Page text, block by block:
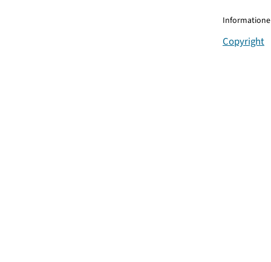
Copyright